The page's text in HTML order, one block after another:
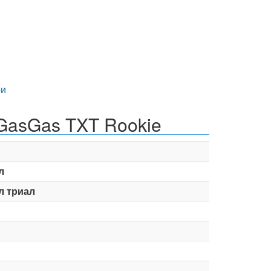
TXT Rookie
триал